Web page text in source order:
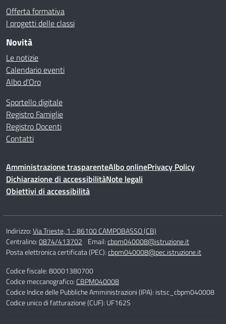
Offerta formativa
I progetti delle classi
Novità
Le notizie
Calendario eventi
Albo d’Oro
Sportello digitale
Registro Famiglie
Registro Docenti
Contatti
Amministrazione trasparenteAlbo onlinePrivacy Policy
Dichiarazione di accessibilitàNote legali
Obiettivi di accessibilità
Indirizzo:Via Trieste, 1 - 86100 CAMPOBASSO (CB)
Centralino:0874/413702 Email:cbpm040008@istruzione.it
Posta elettronica certificata (PEC):cbpm040008@pec.istruzione.it
Codice fiscale: 80001380700
Codice meccanografico: CBPM040008
Codice Indice delle Pubbliche Amministrazioni (IPA): istsc_cbpm040008
Codice unico di fatturazione (CUF): UF162S